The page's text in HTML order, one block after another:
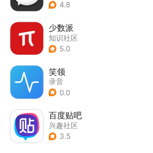
4.8
少数派
知识社区
5.0
笑领
录音
0.0
百度贴吧
兴趣社区
3.5